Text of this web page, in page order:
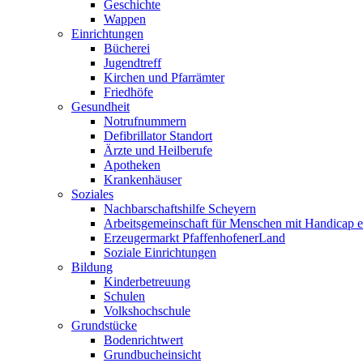
Geschichte
Wappen
Einrichtungen
Bücherei
Jugendtreff
Kirchen und Pfarrämter
Friedhöfe
Gesundheit
Notrufnummern
Defibrillator Standort
Ärzte und Heilberufe
Apotheken
Krankenhäuser
Soziales
Nachbarschaftshilfe Scheyern
Arbeitsgemeinschaft für Menschen mit Handicap
Erzeugermarkt PfaffenhofenerLand
Soziale Einrichtungen
Bildung
Kinderbetreuung
Schulen
Volkshochschule
Grundstücke
Bodenrichtwert
Grundbucheinsicht